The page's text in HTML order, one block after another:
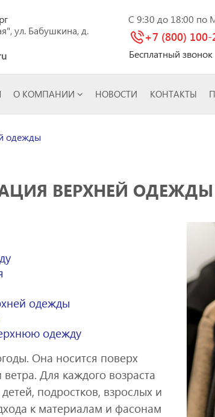
ул. Бабушкина, д.
C 9:30 до 18:00 по
+7 (800) 100-
Бесплатный
О КОМПАНИИ НОВОСТИ КОНТАКТЫ
одежды
ВЕРХНЕЙ ОДЕЖДЫ
одежды
одежду
Она носится поверх
Для каждого возраста
подростков, взрослых и
к материалам и фасонам